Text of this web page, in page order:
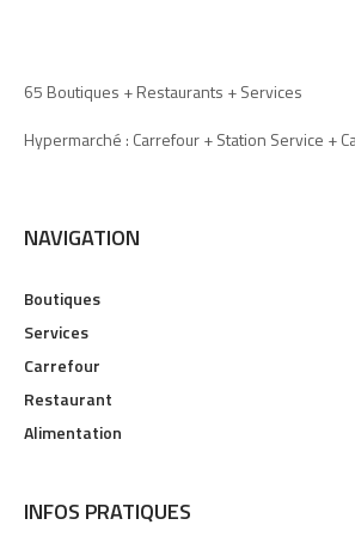
65 Boutiques + Restaurants + Services
Hypermarché : Carrefour + Station Service +
NAVIGATION
Boutiques
Services
Carrefour
Restaurant
Alimentation
INFOS PRATIQUES